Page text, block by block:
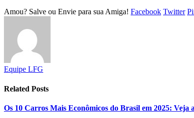
Amou? Salve ou Envie para sua Amiga! Facebook Twitter
Equipe LFG
Related Posts
Os 10 Carros Mais Econômicos do Brasil em 2025: Veja